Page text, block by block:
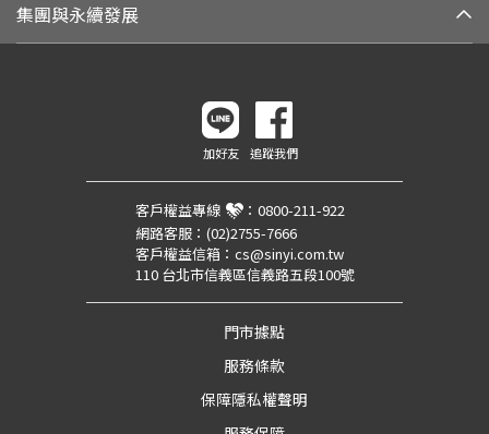
集團與永續發展
加好友 追蹤我們
客戶權益專線 ： 0800-211-922
網路客服： (02)2755-7666
客戶權益信箱： cs@sinyi.com.tw
110 台北市信義區信義路五段100號
門市據點
服務條款
保障隱私權聲明